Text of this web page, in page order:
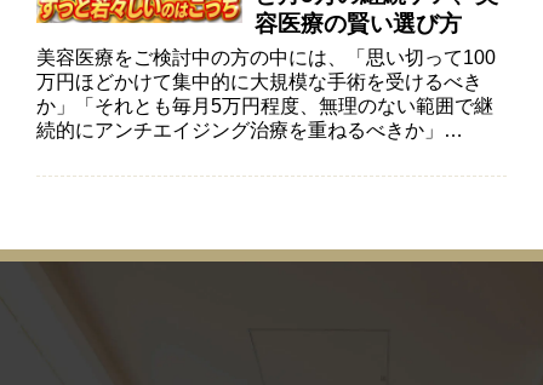
容医療の賢い選び方
美容医療をご検討中の方の中には、「思い切って100
万円ほどかけて集中的に大規模な手術を受けるべき
か」「それとも毎月5万円程度、無理のない範囲で継
続的にアンチエイジング治療を重ねるべきか」…